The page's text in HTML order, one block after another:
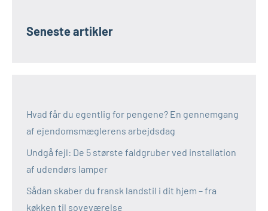
Seneste artikler
Hvad får du egentlig for pengene? En gennemgang
af ejendomsmæglerens arbejdsdag
Undgå fejl: De 5 største faldgruber ved installation
af udendørs lamper
Sådan skaber du fransk landstil i dit hjem – fra
køkken til soveværelse